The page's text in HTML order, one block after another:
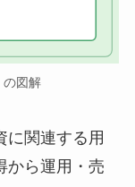
の図解
に関連する用
から運用・売